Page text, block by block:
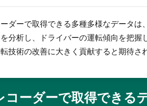
ダーで取得できる多種多様なデータ
分析し、ドライバーの運転傾向を把
技術の改善に大きく貢献すると期待さ
コーダーで取得できる